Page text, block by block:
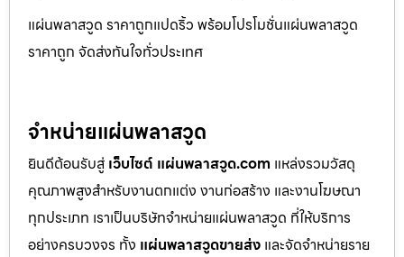
แผ่นพลาสวูด ราคาถูกแปดริ้ว พร้อมโปรโมชั่นแผ่นพลาสวูด
ราคาถูก จัดส่งทันใจทั่วประเทศ
จำหน่ายแผ่นพลาสวูด
ยินดีต้อนรับสู่ เว็บไซต์ แผ่นพลาสวูด.com แหล่งรวมวัสดุ
คุณภาพสูงสำหรับงานตกแต่ง งานก่อสร้าง และงานโฆษณา
ทุกประเภท เราเป็นบริษัทจำหน่ายแผ่นพลาสวูด ที่ให้บริการ
อย่างครบวงจร ทั้ง แผ่นพลาสวูดขายส่ง และจัดจำหน่ายราย